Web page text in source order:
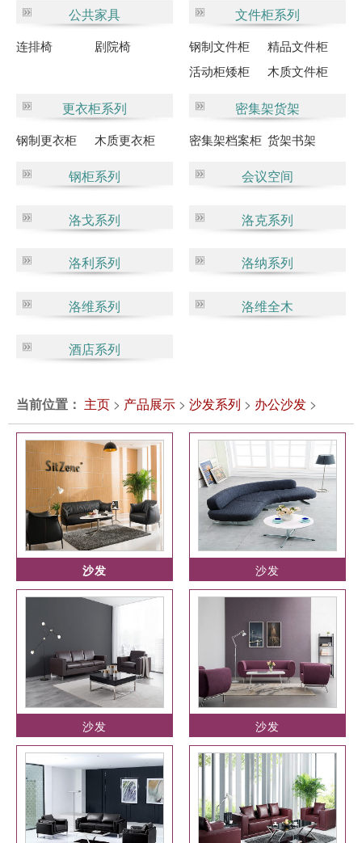
公共家具
连排椅 剧院椅
文件柜系列
钢制文件柜
精品文件柜
活动柜矮柜
木质文件柜
更衣柜系列
钢制更衣柜 木质更衣柜
密集架货架
密集架档案柜 货架书架
钢柜系列 会议空间
洛戈系列 洛克系列
洛利系列 洛纳系列
洛维系列 洛维全木
酒店系列
当前位置： 主页 > 产品展示 > 沙发系列 > 办公沙发 >
沙发 沙发
沙发 沙发